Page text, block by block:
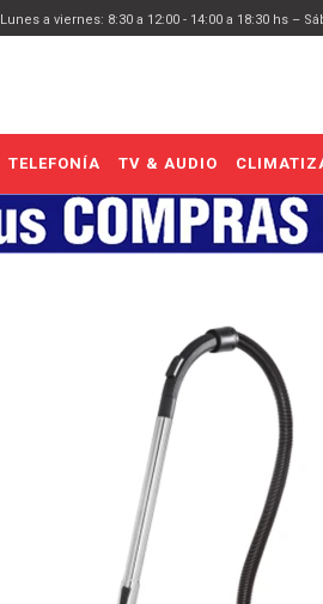
TELEFONÍA TV & AUDIO
Lunes a viernes: 8:30 a 12:00 - 14:00 a 18:30 hs –